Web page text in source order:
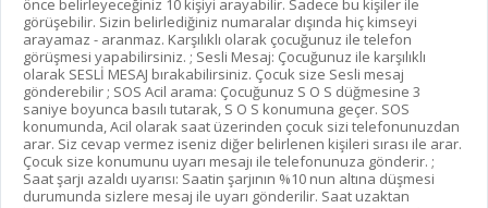
görüşebilir. Sizin belirlediğiniz numaralar dışında hiç kimseyi
arayamaz - aranmaz. Karşılıklı olarak çocuğunuz ile telefon
görüşmesi yapabilirsiniz. ; Sesli Mesaj: Çocuğunuz ile karşılıklı
olarak SESLİ MESAJ bırakabilirsiniz. Çocuk size Sesli mesaj
gönderebilir ; SOS Acil arama: Çocuğunuz S O S düğmesine 3
saniye boyunca basılı tutarak, S O S konumuna geçer. SOS
konumunda, Acil olarak saat üzerinden çocuk sizi telefonunuzdan
arar. Siz cevap vermez iseniz diğer belirlenen kişileri sırası ile arar.
Çocuk size konumunu uyarı mesajı ile telefonunuza gönderir. ;
Saat şarjı azaldı uyarısı: Saatin şarjının %10 nun altına düşmesi
durumunda sizlere mesaj ile uyarı gönderilir. Saat uzaktan